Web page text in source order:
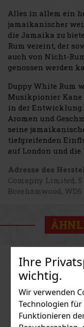
Ihre
wichtig.
Wir verwenden
Technologien
Funktionieren
Alles in allem ein
jamaikanischer
die Jamaika zu
Rum vereint, der
auch von Nicht-
genossen werden
Duppy White Rum
Musikpionier
in der Entwicklung.
Aromen und
seine
tiefgreifenden
auf London und die
Adresse des
Comapny Limited, 5
Borehamwood,